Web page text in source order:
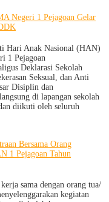
Negeri 1 Pejagoan Gelar
Hari Anak Nasional (HAN)
1 Pejagoan
Deklarasi Sekolah
Seksual, dan Anti
Disiplin dan
di lapangan sekolah
diikuti oleh seluruh
Bersama Orang
1 Pejagoan Tahun
sama dengan orang tua/
kegiatan